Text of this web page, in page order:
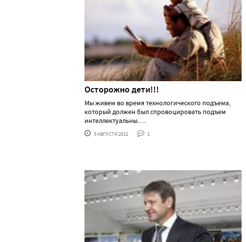
Осторожно дети!!!
Мы живем во время технологического подъема,
который должен был спровоцировать подъем
интеллектуальны......
5 АВГУСТА'2012 1